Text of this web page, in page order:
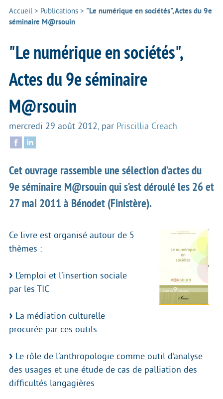
Accueil> Publications > "Le numérique en sociétés", Actes du 9e
séminaire M@rsouin
"Le numérique en sociétés",
Actes du 9e séminaire
M@rsouin
mercredi 29 août 2012, par Priscillia Creach
Cet ouvrage rassemble une sélection d’actes du
9e séminaire M@rsouin qui s’est déroulé les 26 et
27 mai 2011 à Bénodet (Finistère).
Ce livre est organisé autour de 5
thèmes :
L’emploi et l’insertion sociale
par les TIC
La médiation culturelle
procurée par ces outils
Le rôle de l’anthropologie comme outil d’analyse
des usages et une étude de cas de palliation des
difficultés langagières